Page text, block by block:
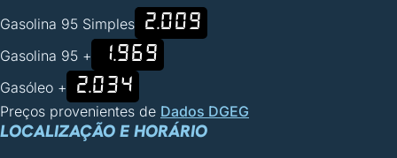
Gasolina 95 Simples 2.009
Gasolina 95 + 1.969
Gasóleo + 2.034
Preços provenientes de Dados DGEG
LOCALIZAÇÃO E HORÁRIO